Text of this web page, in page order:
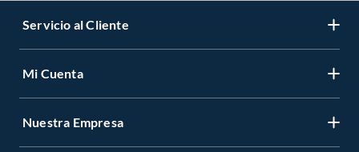
Servicio al Cliente
Mi Cuenta
Nuestra Empresa